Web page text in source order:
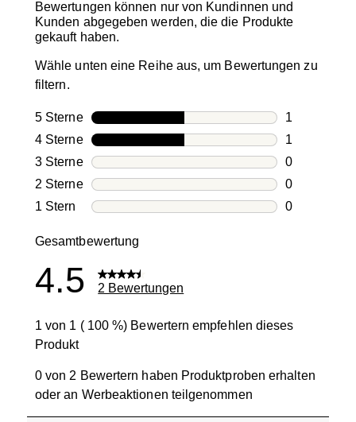
Bewertungen können nur von Kundinnen und
Kunden abgegeben werden, die die Produkte
gekauft haben.
Wähle unten eine Reihe aus, um Bewertungen zu
filtern.
5 SterneSterne
1
1
4 SterneSterne
1
1
3 SterneSterne
0
0
2 SterneSterne
0
0
1 Stern Sterne
0
Gesamtbewertung
4.5 2 Bewertungen
1 von 1 ( 100 %) Bewertern empfehlen dieses
Produkt
0 von 2 Bewertern haben Produktproben erhalten
oder an Werbeaktionen teilgenommen